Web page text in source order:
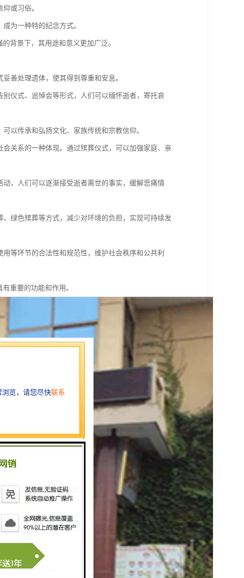
或习俗。
为一种特的纪念方式。
背景下，其用途和意义更加广泛。
善处理遗体，使其得到尊重和安息。
仪式、追悼会等形式，人们可以缅怀逝者，寄托哀
以传承和弘扬文化、家族传统和宗教信仰。
关系的一种体现。通过殡葬仪式，可以加强家庭、亲
，人们可以逐渐接受逝者离世的事实，缓解悲痛情
绿色殡葬等方式，减少对环境的负担，实现可持续发
等环节的合法性和规范性，维护社会秩序和公共利
重要的功能和作用。